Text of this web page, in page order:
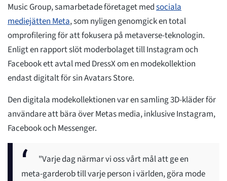
Music Group, samarbetade företaget medsociala
mediejätten Meta, som nyligen genomgick en total
omprofilering för att fokusera på metaverse-teknologin.
Enligt en rapport slöt moderbolaget till Instagram och
Facebook ett avtal med DressX om en modekollektion
endast digitalt för sin Avatars Store.
Den digitala modekollektionen var en samling 3D-kläder för
användare att bära över Metas media, inklusive Instagram,
Facebook och Messenger.
"Varje dag närmar vi oss vårt mål att ge en
meta-garderob till varje person i världen, göra mode